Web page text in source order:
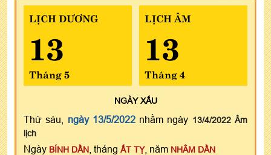
LỊCH DƯƠNG
13
Tháng 5
LỊCH ÂM
13
Tháng 4
NGÀYXẤU
Thứ sáu, ngày 13/5/2022nhằm ngày 13/4/2022 Âm
lịch
Ngày BÍNH DẦN , tháng ẤT TỴ, năm NHÂM DẦN